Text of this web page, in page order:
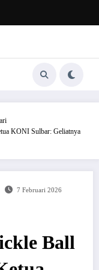
KONI Sulbar: Geliatnya
7 Februari 2026
Ball